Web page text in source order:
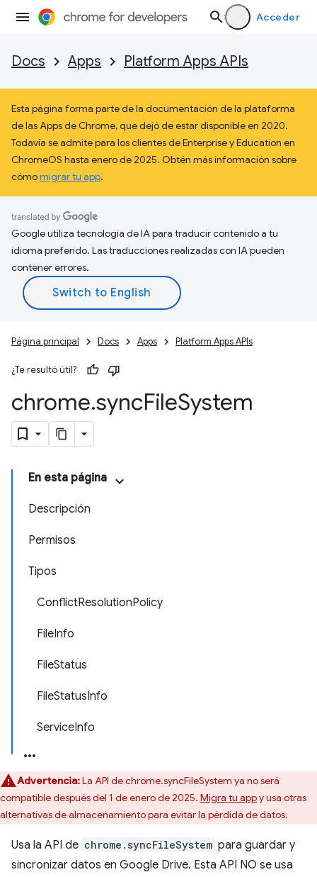
Acceder
Docs Apps Platform Apps APIs
Esta página forma parte de la documentación de la plataforma
de las Apps de Chrome, que dejó de estar disponible en 2020.
Todavía se admite para los clientes de Enterprise y Education en
ChromeOS hasta enero de 2025. Obtén más información sobre
cómomigrar tu app.
Google utiliza tecnología de IA para traducir contenido a tu
idioma preferido. Las traducciones realizadas con IA pueden
contener errores.
Página principal Docs Apps Platform Apps APIs
¿Te resultó útil?
chrome.syncFileSystem
En esta página
Descripción
Permisos
Tipos
ConflictResolutionPolicy
FileInfo
FileStatus
FileStatusInfo
ServiceInfo
Advertencia:La API de chrome.syncFileSystem ya no será
compatible después del 1 de enero de 2025. Migra tu appy usa otras
alternativas de almacenamiento para evitar la pérdida de datos.
Usa la API de chrome.syncFileSystem para guardar y
sincronizar datos en Google Drive. Esta API NO se usa